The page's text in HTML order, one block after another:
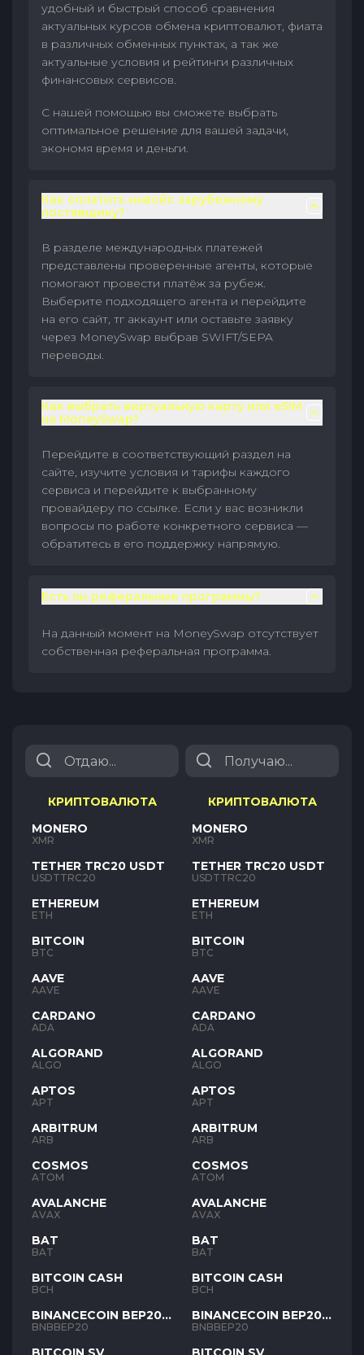
удобный и быстрый способ сравнения
актуальных курсов обмена криптовалют, фиата
в различных обменных пунктах, а так же
актуальные условия и рейтинги различных
финансовых сервисов.
С нашей помощью вы сможете выбрать
оптимальное решение для вашей задачи,
экономя время и деньги.
Как оплатить инвойс зарубежному
поставщику?
В разделе международных платежей
представлены проверенные агенты, которые
помогают провести платёж за рубеж.
Выберите подходящего агента и перейдите
на его сайт, тг аккаунт или оставьте заявку
через MoneySwap выбрав SWIFT/SEPA
переводы.
Как выбрать виртуальную карту или eSIM
на MoneySwap?
Перейдите в соответствующий раздел на
сайте, изучите условия и тарифы каждого
сервиса и перейдите к выбранному
провайдеру по ссылке. Если у вас возникли
вопросы по работе конкретного сервиса —
обратитесь в его поддержку напрямую.
Есть ли реферальные программы?
На данный момент на MoneySwap отсутствует
собственная реферальная программа.
КРИПТОВАЛЮТА
MONERO
XMR
TETHER TRC20 USDT
USDTTRC20
ETHEREUM
ETH
BITCOIN
BTC
AAVE
AAVE
CARDANO
ADA
ALGORAND
ALGO
APTOS
APT
ARBITRUM
ARB
COSMOS
ATOM
AVALANCHE
AVAX
BAT
BAT
BITCOIN CASH
BCH
BINANCECOIN BEP20
BNB
BNBBEP20
КРИПТОВАЛЮТА
MONERO
XMR
TETHER TRC20 USDT
USDTTRC20
ETHEREUM
ETH
BITCOIN
BTC
AAVE
AAVE
CARDANO
ADA
ALGORAND
ALGO
APTOS
APT
ARBITRUM
ARB
COSMOS
ATOM
AVALANCHE
AVAX
BAT
BAT
BITCOIN CASH
BCH
BINANCECOIN BEP20
BNB
BNBBEP20